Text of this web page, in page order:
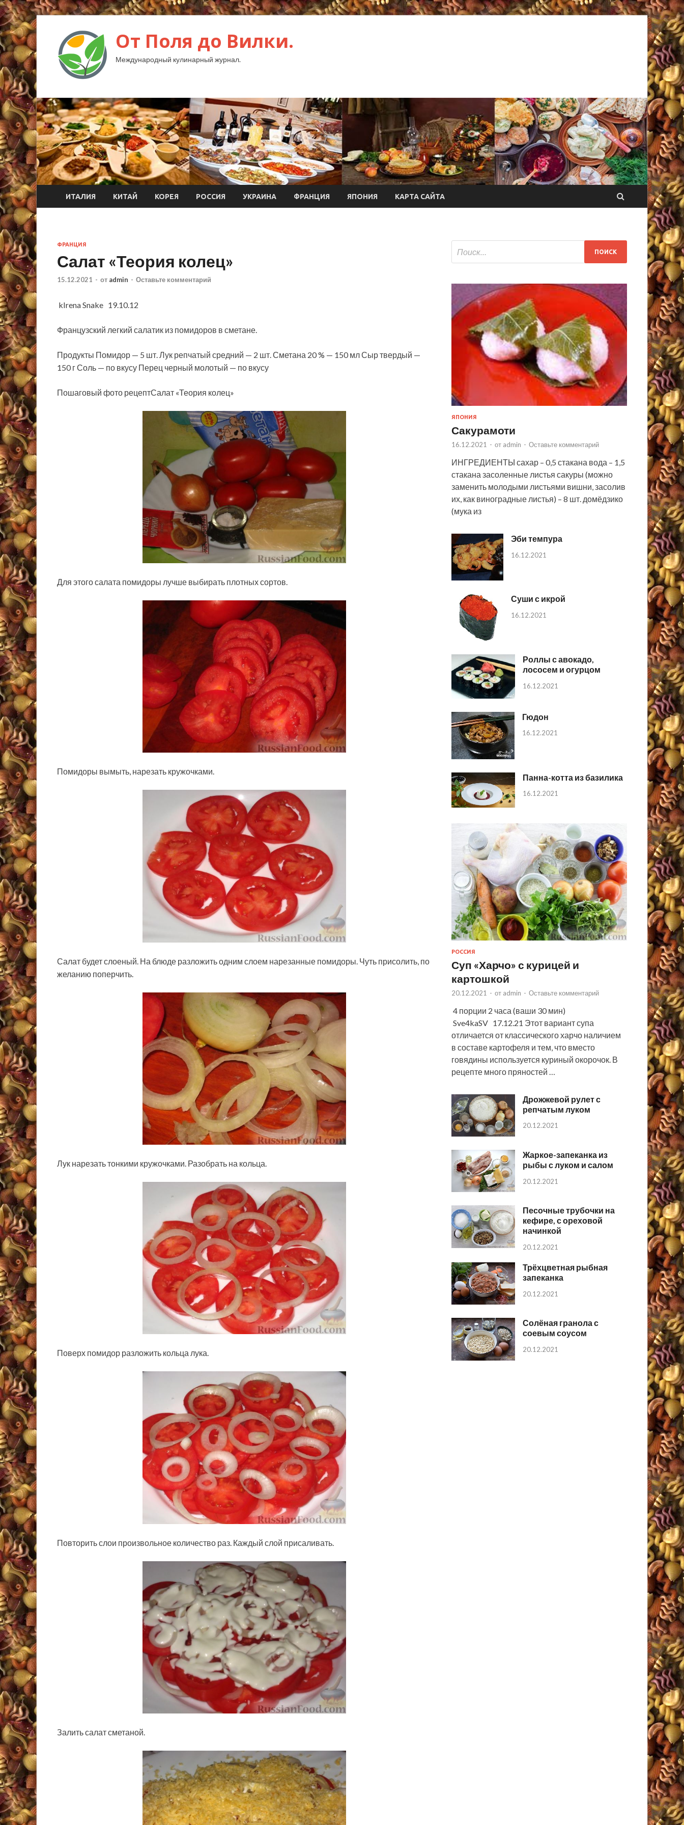
От Поля до Вилки.
Международный кулинарный журнал.
ИТАЛИЯ КИТАЙ КОРЕЯ РОССИЯ УКРАИНА ФРАНЦИЯ ЯПОНИЯ КАРТА САЙТА
ФРАНЦИЯ
Салат «Теория колец»
15.12.2021 - от admin - Оставьте комментарий
kIrena Snake 19.10.12
Французский легкий салатик из помидоров в сметане.
Продукты Помидор — 5 шт. Лук репчатый средний — 2 шт. Сметана 20 % — 150 мл Сыр твердый —
150 г Соль — по вкусу Перец черный молотый — по вкусу
Пошаговый фото рецептСалат «Теория колец»
Для этого салата помидоры лучше выбирать плотных сортов.
Помидоры вымыть, нарезать кружочками.
Салат будет слоеный. На блюде разложить одним слоем нарезанные помидоры. Чуть присолить, по
желанию поперчить.
Лук нарезать тонкими кружочками. Разобрать на кольца.
Поверх помидор разложить кольца лука.
Повторить слои произвольное количество раз. Каждый слой присаливать.
Залить салат сметаной.
ЯПОНИЯ
Сакурамоти
16.12.2021 - от admin - Оставьте комментарий
ИНГРЕДИЕНТЫ сахар – 0,5 стакана вода – 1,5
стакана засоленные листья сакуры (можно
заменить молодыми листьями вишни, засолив
их, как виноградные листья) – 8 шт. домёдзико
(мука из
Эби темпура
16.12.2021
Суши с икрой
16.12.2021
Роллы с авокадо,
лососем и огурцом
16.12.2021
Гюдон
16.12.2021
Панна-котта из базилика
16.12.2021
РОССИЯ
Суп «Харчо» с курицей и
картошкой
20.12.2021 - от admin - Оставьте комментарий
4 порции 2 часа (ваши 30 мин)
Sve4kaSV 17.12.21 Этот вариант супа
отличается от классического харчо наличием
в составе картофеля и тем, что вместо
говядины используется куриный окорочок. В
рецепте много пряностей …
Дрожжевой рулет с
репчатым луком
20.12.2021
Жаркое-запеканка из
рыбы с луком и салом
20.12.2021
Песочные трубочки на
кефире, с ореховой
начинкой
20.12.2021
Трёхцветная рыбная
запеканка
20.12.2021
Солёная гранола с
соевым соусом
20.12.2021